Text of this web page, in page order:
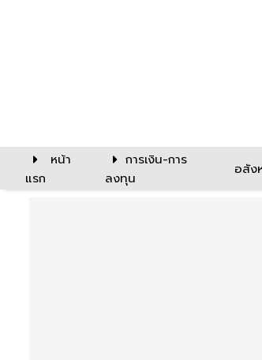
หน้า
แรก
การเงิน-การ
ลงทุน
อสัง